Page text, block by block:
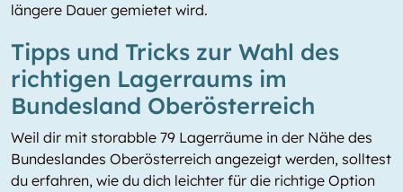
längere Dauer gemietet wird.
Tipps und Tricks zur Wahl des
richtigen Lagerraums im
Bundesland Oberösterreich
Weil dir mit storabble 79 Lagerräume in der Nähe des
Bundeslandes Oberösterreich angezeigt werden, solltest
du erfahren, wie du dich leichter für die richtige Option